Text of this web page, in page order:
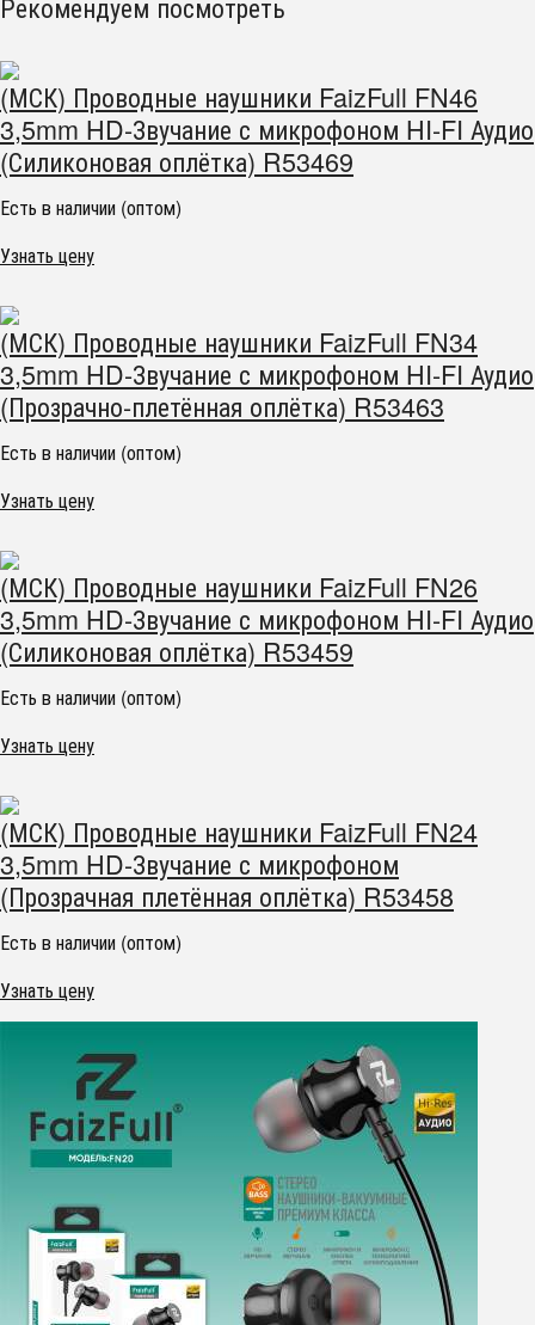
(МСК) Проводные наушники FaizFull FN46
3,5mm HD-Звучание с микрофоном HI-FI Аудио
(Силиконовая оплётка) R53469
Есть в наличии (оптом)
Узнать цену
(МСК) Проводные наушники FaizFull FN34
3,5mm HD-Звучание с микрофоном HI-FI Аудио
(Прозрачно-плетённая оплётка) R53463
Есть в наличии (оптом)
Узнать цену
(МСК) Проводные наушники FaizFull FN26
3,5mm HD-Звучание с микрофоном HI-FI Аудио
(Силиконовая оплётка) R53459
Есть в наличии (оптом)
Узнать цену
(МСК) Проводные наушники FaizFull FN24
3,5mm HD-Звучание с микрофоном
(Прозрачная плетённая оплётка) R53458
Есть в наличии (оптом)
Узнать цену